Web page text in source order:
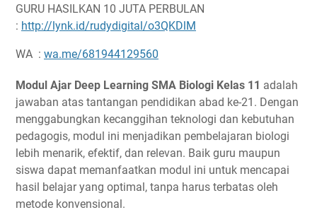
GURU HASILKAN 10 JUTA PERBULAN
: http://lynk.id/rudydigital/o3QKDlM
WA : wa.me/681944129560
Modul Ajar Deep Learning SMA Biologi Kelas 11 adalah
jawaban atas tantangan pendidikan abad ke-21. Dengan
menggabungkan kecanggihan teknologi dan kebutuhan
pedagogis, modul ini menjadikan pembelajaran biologi
lebih menarik, efektif, dan relevan. Baik guru maupun
siswa dapat memanfaatkan modul ini untuk mencapai
hasil belajar yang optimal, tanpa harus terbatas oleh
metode konvensional.